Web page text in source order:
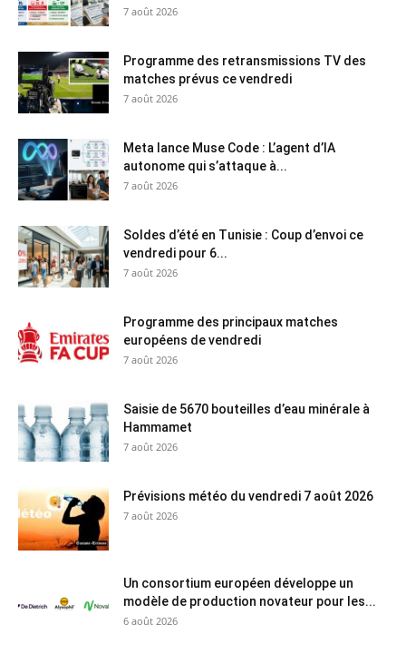
7 août 2026
Programme des retransmissions TV des
matches prévus ce vendredi
7 août 2026
Meta lance Muse Code : L’agent d’IA
autonome qui s’attaque à...
7 août 2026
Soldes d’été en Tunisie : Coup d’envoi ce
vendredi pour 6...
7 août 2026
Programme des principaux matches
européens de vendredi
7 août 2026
Saisie de 5670 bouteilles d’eau minérale à
Hammamet
7 août 2026
Prévisions météo du vendredi 7 août 2026
7 août 2026
Un consortium européen développe un
modèle de production novateur pour les...
6 août 2026